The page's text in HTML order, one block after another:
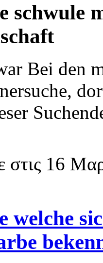
schwule
Bei den
στις 16
welche